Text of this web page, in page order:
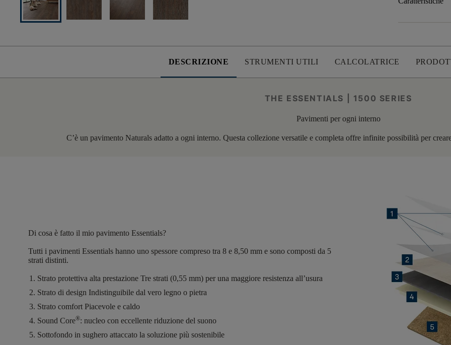
DESCRIZIONE STRUMENTI UTILI CALCOLATRICE
THE ESSENTIALS | 1500 SERIES
Pavimenti per ogni interno
C’è un pavimento Naturals adatto a ogni interno. Questa collezione versatile e completa offre infinite possibilità per
Di cosa è fatto il mio pavimento Essentials?
Tutti i pavimenti Essentials hanno uno spessore compreso tra 8 e 8,50 mm e sono composti da 5
strati distinti.
Strato protettiva alta prestazione Tre strati (0,55 mm) per una maggiore resistenza all’usura
Strato di design Indistinguibile dal vero legno o pietra
Strato comfort Piacevole e caldo
Sound Core®: nucleo con eccellente riduzione del suono
Sottofondo in sughero attaccato la soluzione più sostenibile